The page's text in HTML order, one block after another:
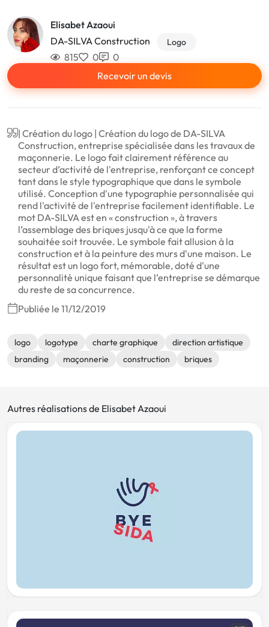
Elisabet Azaoui
DA-SILVA Construction
Logo
815 0
0
Recevoir un devis
| Création du logo | Création du logo de DA-SILVA
Construction, entreprise spécialisée dans les travaux de
maçonnerie. Le logo fait clairement référence au
secteur d’activité de l'entreprise, renforçant ce concept
tant dans le style typographique que dans le symbole
utilisé. Conception d'une typographie personnalisée qui
rend l'activité de l'entreprise facilement identifiable. Le
mot DA-SILVA est en « construction », à travers
l’assemblage des briques jusqu'à ce que la forme
souhaitée soit trouvée. Le symbole fait allusion à la
construction et à la peinture des murs d'une maison. Le
résultat est un logo fort, mémorable, doté d'une
personnalité unique faisant que l’entreprise se démarque
du reste de sa concurrence.
Publiée le 11/12/2019
logo logotype charte graphique
direction artistique
branding
maçonnerie construction briques
Autres réalisations de Elisabet Azaoui